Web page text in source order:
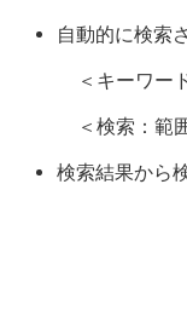
自動的に検索
＜キーワー
＜検索：範
検索結果から